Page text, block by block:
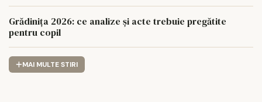
Grădinița 2026: ce analize și acte trebuie pregătite
pentru copil
MAI MULTE STIRI